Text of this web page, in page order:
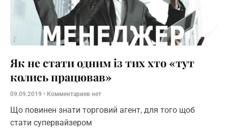
Як не стати одним із тих хто «тут
колись працював»
09.09.2019 Комментариев нет
Що повинен знати торговий агент, для того щоб
стати супервайзером